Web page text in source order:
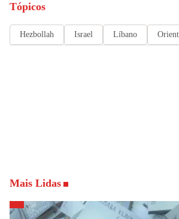
Tópicos
Hezbollah Israel Líbano
Mais Lidas